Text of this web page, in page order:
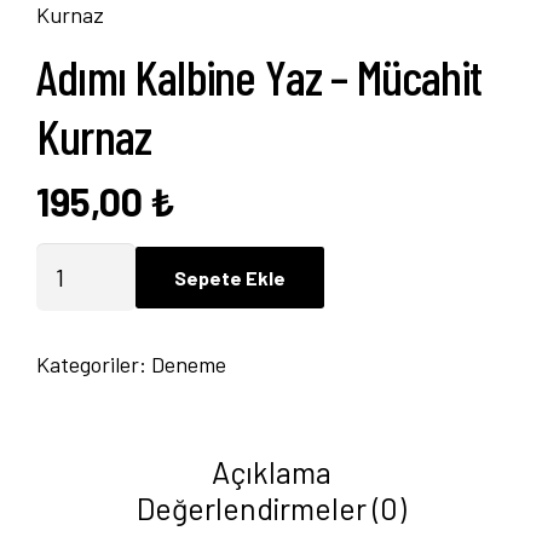
Kurnaz
Adımı Kalbine Yaz – Mücahit
Kurnaz
195,00 ₺
Kalbine
-
Sepete Ekle
Kategoriler: Deneme
Açıklama
Değerlendirmeler (0)